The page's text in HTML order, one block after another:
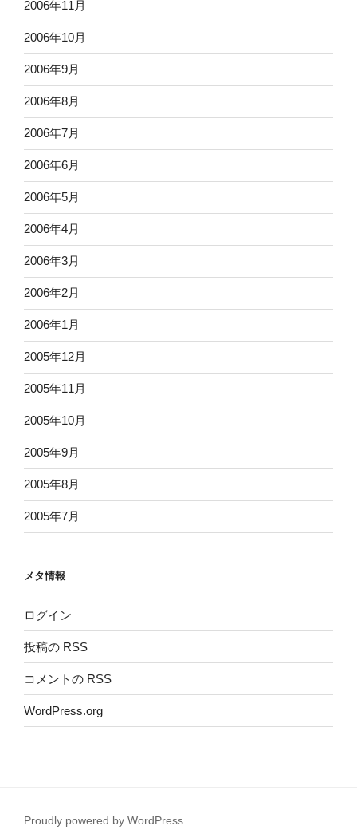
2006年11月
2006年10月
2006年9月
2006年8月
2006年7月
2006年6月
2006年5月
2006年4月
2006年3月
2006年2月
2006年1月
2005年12月
2005年11月
2005年10月
2005年9月
2005年8月
2005年7月
メタ情報
ログイン
投稿の RSS
コメントの RSS
WordPress.org
Proudly powered by WordPress